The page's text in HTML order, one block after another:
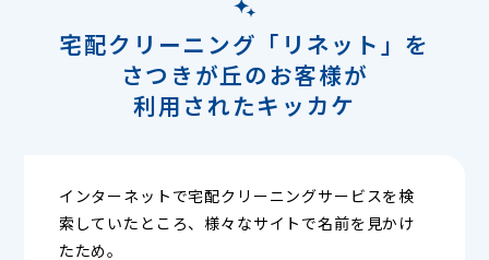
宅配クリーニング「リネット」を
さつきが丘のお客様が
利用されたキッカケ
インターネットで宅配クリーニングサービスを検
索していたところ、様々なサイトで名前を見かけ
たため。